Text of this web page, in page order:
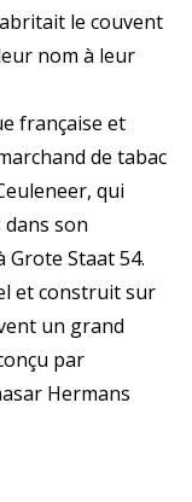
le couvent
nom à leur
française et
de tabac
qui
son
Staat 54.
et construit sur
un grand
par
Hermans